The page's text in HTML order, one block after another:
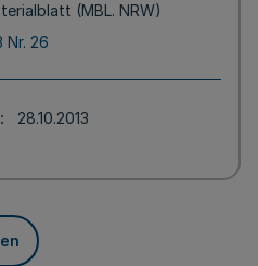
(MBL. NRW)
Nr. 26
28.10.2013